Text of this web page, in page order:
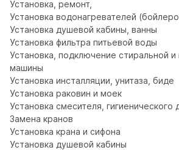
Установка, ремонт,
Установка водонагревателей
Установка душевой кабины, ванны
Установка фильтра питьевой воды
Установка, подключение стиральной
машины
Установка инсталляции, унитаза, биде
Установка раковин и моек
Установка смесителя, гигиенического
Замена кранов
Установка крана и сифона
Установка душевой кабины